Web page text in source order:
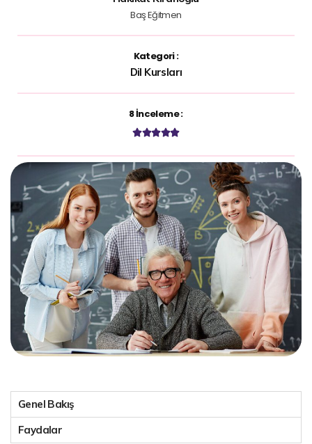
Baş Eğitmen
Kategori :
Dil Kursları
8 İnceleme :

Genel Bakış
Faydalar